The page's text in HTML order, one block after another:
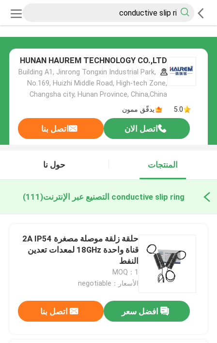
HUNAN HAUREM TECHNOLOGY CO.,LTD
Building A1, Jinrong Tongxin Industrial Park,
No.169, Huizhi Middle Road, High-tech Zone,
Changsha city, Hunan Province, China,China
5.0
يدقّق ممون
اتصل الان اتصل بنا
المنتجات حول نا
conductive slip ring التصنيع عبر الإنترنت (111)
حلقة زلقة موصلة مصغرة 2A IP54
قناة واحدة 18GHz لمعدات تعدين
النفط
MOQ：1
الأسعار：negotiable
افضل سعر اتصل بنا